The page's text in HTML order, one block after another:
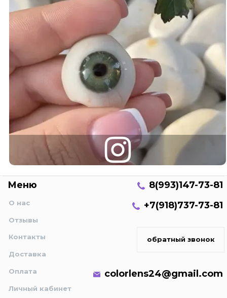
Меню
О нас
Отзывы
Контакты
Доставка
Оплата
Личный кабинет
8(993)147-73-81
+7(918)737-73-81
обратный звонок
colorlens24@gmail.com